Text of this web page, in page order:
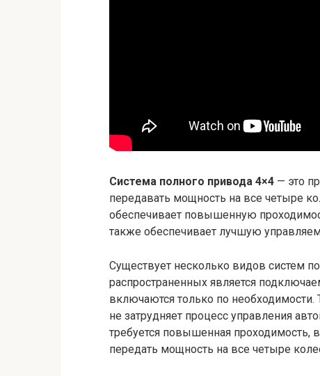
Система полного привода 4×4 — это
передавать мощность на все четыре
обеспечивает повышенную
также обеспечивает лучшую
Существует несколько видов систем
распространенных является
включаются только по необходимости.
не затрудняет процесс управления
требуется повышенная
передать мощность на все четыре